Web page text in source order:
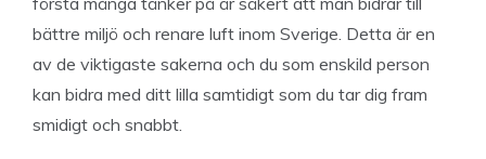
bättre miljö och renare luft inom Sverige. Detta är en
av de viktigaste sakerna och du som enskild person
kan bidra med ditt lilla samtidigt som du tar dig fram
smidigt och snabbt.